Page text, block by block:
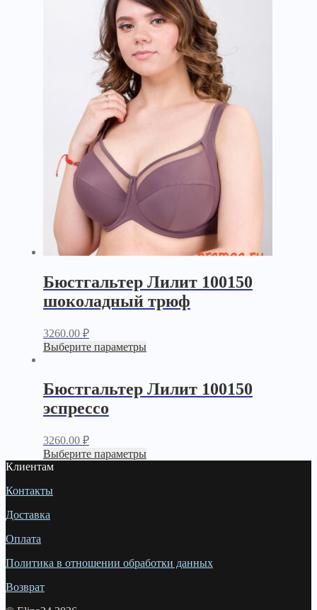
Бюстгальтер Лилит 100150
шоколадный трюф
3260.00 ₽
Выберите параметры
Бюстгальтер Лилит 100150
эспрессо
3260.00 ₽
Выберите параметры
Клиентам
Контакты
Доставка
Оплата
Политика в отношении обработки данных
Возврат